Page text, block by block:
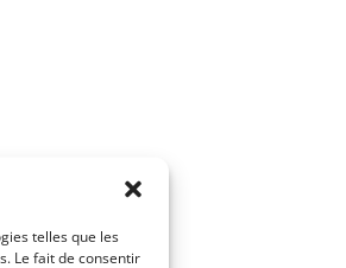
telles que les
Le fait de consentir